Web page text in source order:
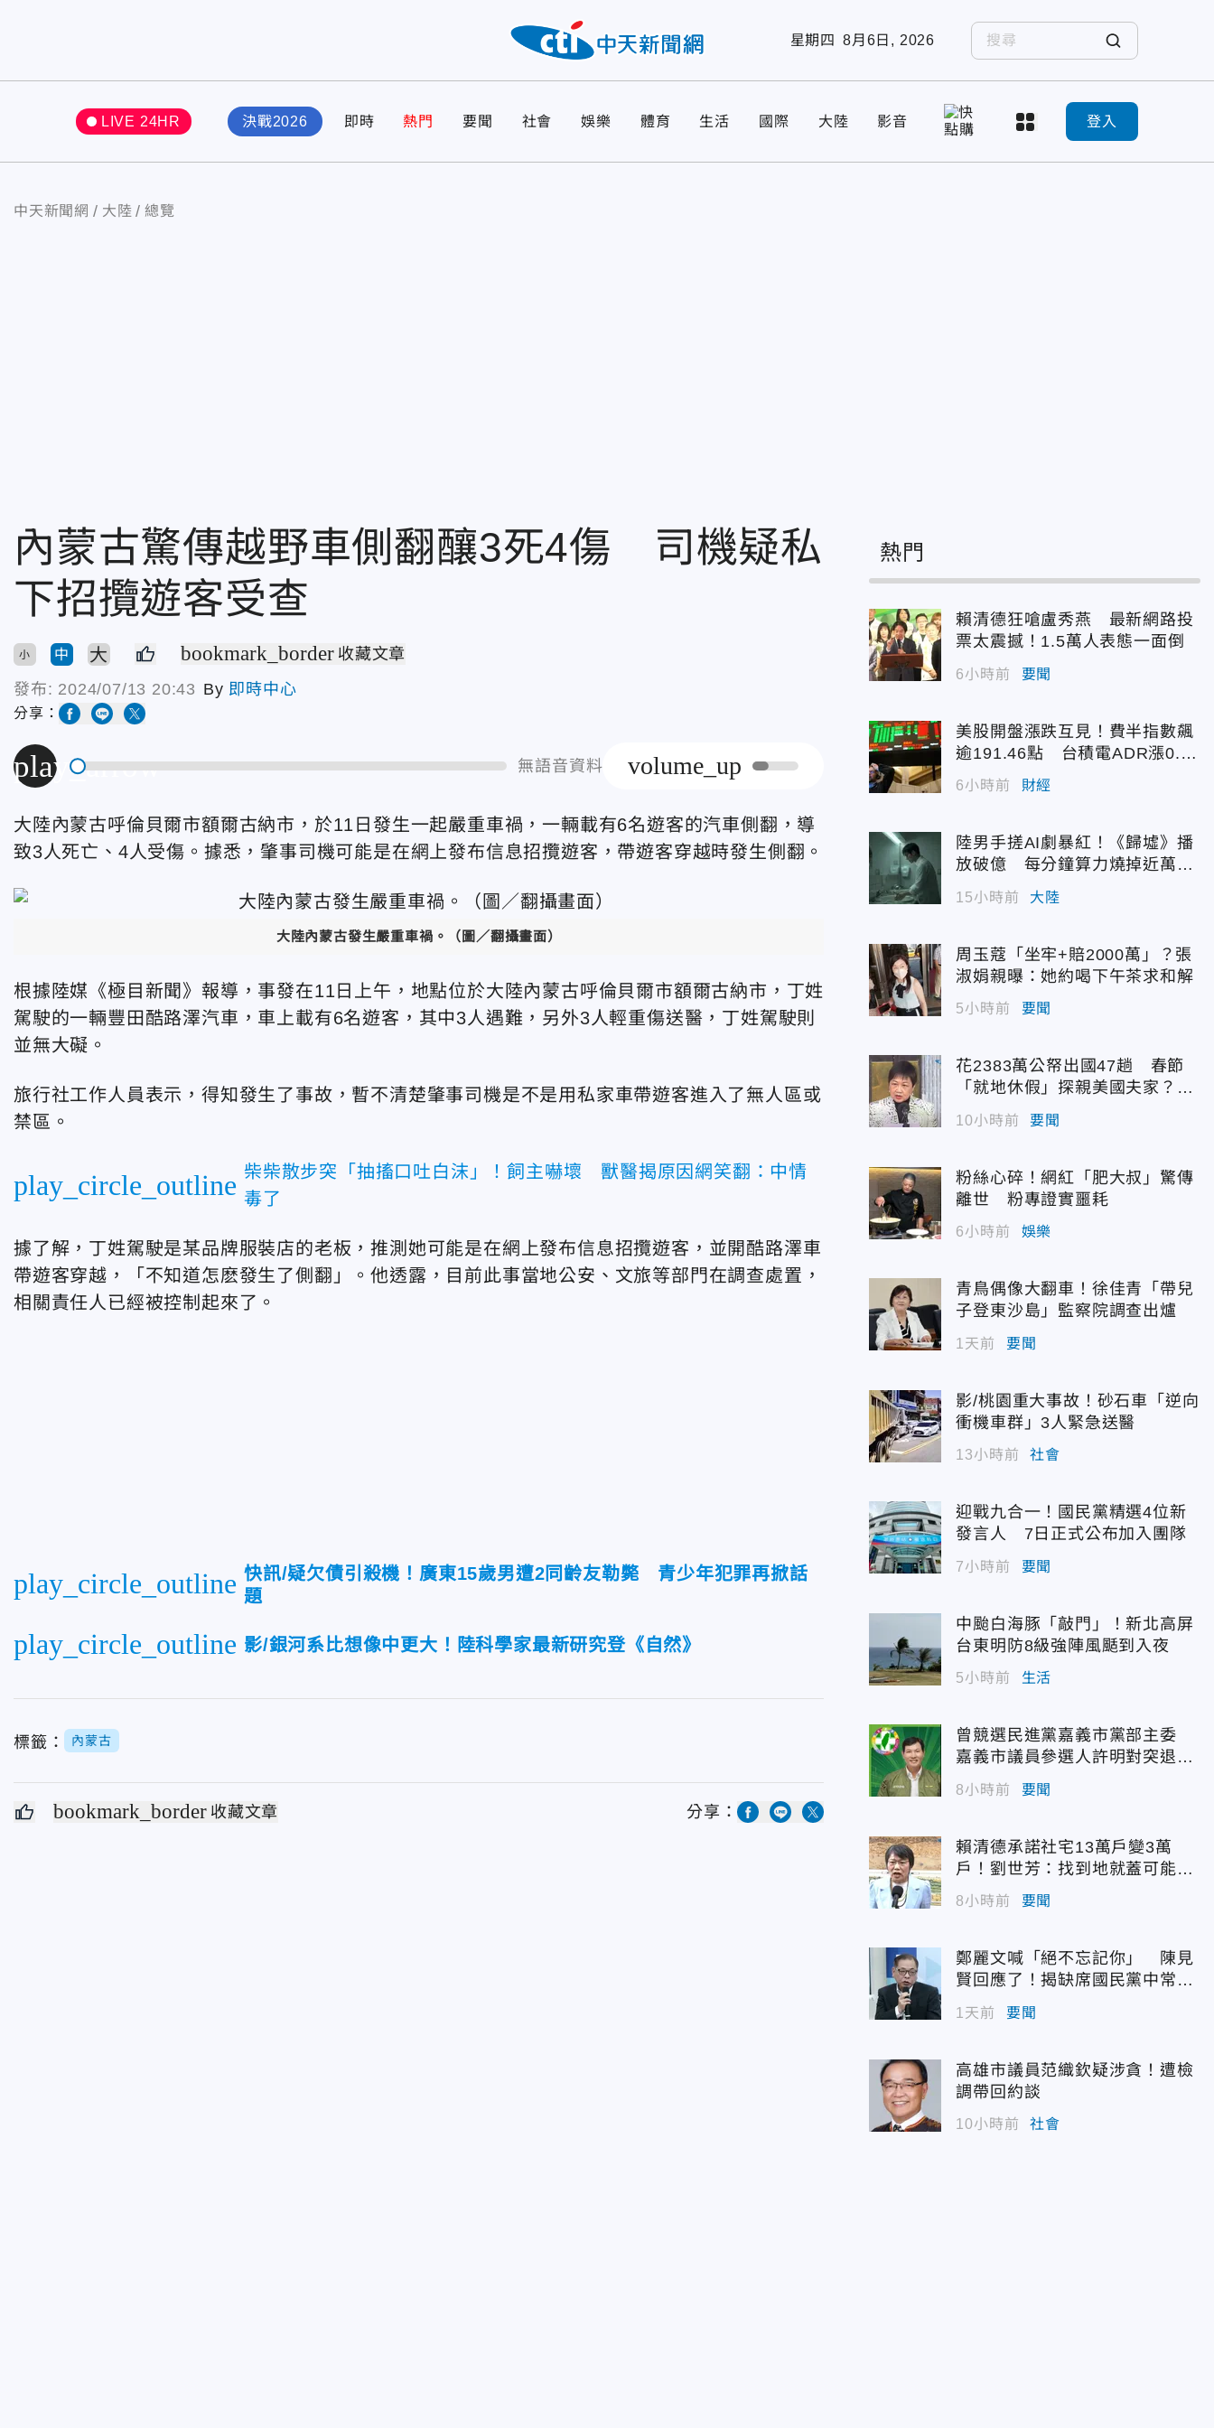
星期四 8月6日, 2026
LIVE 24HR 決戰2026 即時 熱門 要聞 社會 娛樂 體育 生活 國際 大陸 影音 登入
中天新聞網 大陸 總覽
內蒙古驚傳越野車側翻釀3死4傷 司機疑私
下招攬遊客受查
小 中 大 bookmark_border 收藏文章
發布: 2024/07/13 20:43 By 即時中心
分享：
play_arrow 無語音資料 volume_up
大陸內蒙古呼倫貝爾市額爾古納市，於11日發生一起嚴重車禍，一輛載有6名遊客的汽車側翻，導
致3人死亡、4人受傷。據悉，肇事司機可能是在網上發布信息招攬遊客，帶遊客穿越時發生側翻。
大陸內蒙古發生嚴重車禍。（圖／翻攝畫面）
根據陸媒《極目新聞》報導，事發在11日上午，地點位於大陸內蒙古呼倫貝爾市額爾古納市，丁姓
駕駛的一輛豐田酷路澤汽車，車上載有6名遊客，其中3人遇難，另外3人輕重傷送醫，丁姓駕駛則
並無大礙。
旅行社工作人員表示，得知發生了事故，暫不清楚肇事司機是不是用私家車帶遊客進入了無人區或
禁區。
play_circle_outline 柴柴散步突「抽搐口吐白沫」！飼主嚇壞 獸醫揭原因網笑翻：中情
毒了
據了解，丁姓駕駛是某品牌服裝店的老板，推測她可能是在網上發布信息招攬遊客，並開酷路澤車
帶遊客穿越，「不知道怎麽發生了側翻」。他透露，目前此事當地公安、文旅等部門在調查處置，
相關責任人已經被控制起來了。
play_circle_outline 快訊/疑欠債引殺機！廣東15歲男遭2同齡友勒斃 青少年犯罪再掀話
題
play_circle_outline 影/銀河系比想像中更大！陸科學家最新研究登《自然》
標籤： 內蒙古
bookmark_border 收藏文章 分享：
熱門
賴清德狂嗆盧秀燕 最新網路投
票太震撼！1.5萬人表態一面倒
6小時前 要聞
美股開盤漲跌互見！費半指數飆
逾191.46點 台積電ADR漲0.9
3%
6小時前 財經
陸男手搓AI劇暴紅！《歸墟》播
放破億 每分鐘算力燒掉近萬台
15小時前 大陸
周玉蔻「坐牢+賠2000萬」？張
淑娟親曝：她約喝下午茶求和解
5小時前 要聞
花2383萬公帑出國47趟 春節
「就地休假」探親美國夫家？徐
佳青回應了
10小時前 要聞
粉絲心碎！網紅「肥大叔」驚傳
離世 粉專證實噩耗
6小時前 娛樂
青鳥偶像大翻車！徐佳青「帶兒
子登東沙島」監察院調查出爐
1天前 要聞
影/桃園重大事故！砂石車「逆向
衝機車群」3人緊急送醫
13小時前 社會
迎戰九合一！國民黨精選4位新
發言人 7日正式公布加入團隊
7小時前 要聞
中颱白海豚「敲門」！新北高屏
台東明防8級強陣風颳到入夜
5小時前 生活
曾競選民進黨嘉義市黨部主委
嘉義市議員參選人許明對突退
選！
8小時前 要聞
賴清德承諾社宅13萬戶變3萬
戶！劉世芳：找到地就蓋可能變
空餘屋
8小時前 要聞
鄭麗文喊「絕不忘記你」 陳見
賢回應了！揭缺席國民黨中常會
原因
1天前 要聞
高雄市議員范織欽疑涉貪！遭檢
調帶回約談
10小時前 社會